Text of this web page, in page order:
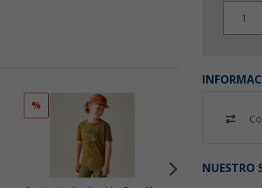
1
NUESTRO
%